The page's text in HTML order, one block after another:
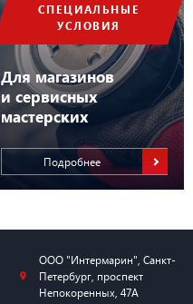
СПЕЦИАЛЬНЫЕ
УСЛОВИЯ
Для магазинов
и сервисных
мастерских
Подробнее
ООО "Интермарин" Санкт-
Петербург, проспект
Непокоренных, 47А